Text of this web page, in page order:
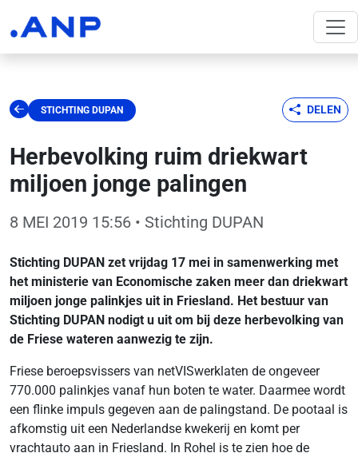
STICHTING DUPAN DELEN
Herbevolking ruim driekwart
miljoen jonge palingen
8 MEI 2019 15:56 • Stichting DUPAN
Stichting DUPAN zet vrijdag 17 mei in samenwerking met
het ministerie van Economische zaken meer dan driekwart
miljoen jonge palinkjes uit in Friesland. Het bestuur van
Stichting DUPAN nodigt u uit om bij deze herbevolking van
de Friese wateren aanwezig te zijn.
Friese beroepsvissers van netVISwerklaten de ongeveer
770.000 palinkjes vanaf hun boten te water. Daarmee wordt
een flinke impuls gegeven aan de palingstand. De pootaal is
afkomstig uit een Nederlandse kwekerij en komt per
vrachtauto aan in Friesland. In Rohel is te zien hoe de